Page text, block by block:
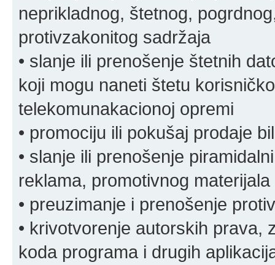
neprikladnog, štetnog,
protivzakonitog sadržaja
• slanje ili prenošenje štetnih
koji mogu naneti štetu
telekomunakacionoj opremi
• promociju ili pokušaj prodaje
• slanje ili prenošenje
reklama, promotivnog
• preuzimanje i prenošenje
• krivotvorenje autorskih prava,
koda programa i drugih